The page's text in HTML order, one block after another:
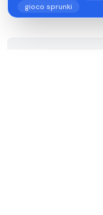
gioco sprunki